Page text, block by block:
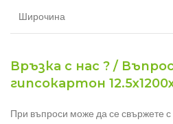
Широчина
Връзка с нас ? /
гипсокартон
При въпроси може да се свържете с